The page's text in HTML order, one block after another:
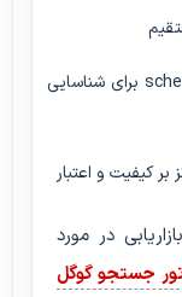
استفاده از structured data و schema.org برای شناسایی
در مورد
جستجو گوگل